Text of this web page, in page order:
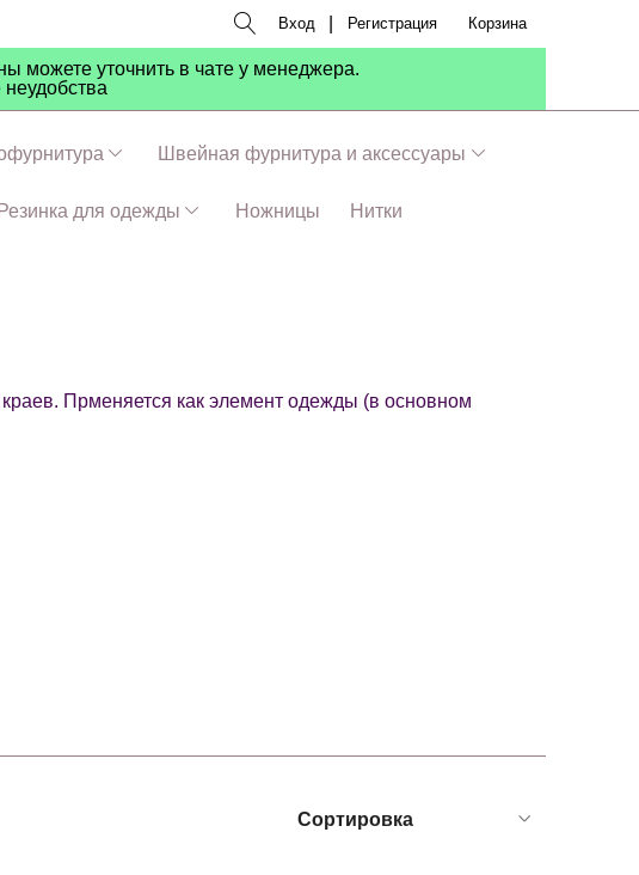
Вход Регистрация Корзина
можете уточнить в чате у менеджера.
Швейная фурнитура и аксессуары
Резинка для одежды Ножницы Нитки
краев. Прменяется как элемент одежды (в основном